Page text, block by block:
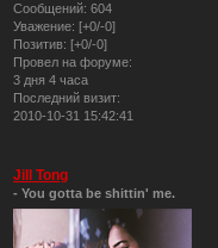
Сообщений: 604
Уважение: [+0/-0]
Позитив: [+0/-0]
Провел на форуме:
3 дня 4 часа
Последний визит:
2010-10-31 15:42:41
Jill Tong
- You gotta be shittin' me.